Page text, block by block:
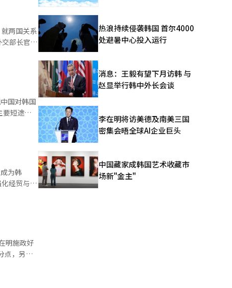
供应能
1座。
民币
要基于全
化石燃料
内规模有
源建造，
生产纳入
两国关系
国对韩国
过日本、
馆就餐时
断，本质
人身份
国，而
理解的桥
尊重、理
为韩
经贸与产
NH农协
国市场的
供了现实
明施政好
点，另有
热浪持续侵袭韩国 首尔4000
处避暑中心投入运行
消息：王毅有望下月访韩 与
赵显举行韩中外长会谈
李在明将访美德及南美三国
密集会晤全球AI企业巨头
中国藏家成韩国艺术收藏市
场新"金主"